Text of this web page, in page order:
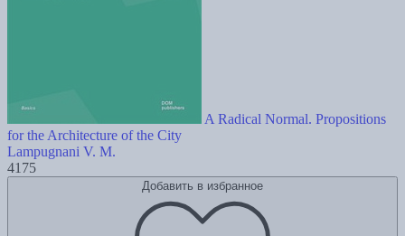
A Radical Normal. Propositions
for the Architecture of the City
Lampugnani V. M.
4175
Добавить в избранное